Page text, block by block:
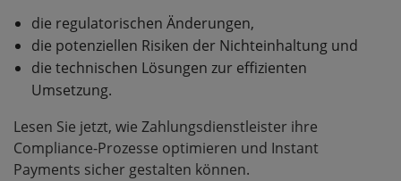
die regulatorischen Änderungen,
die potenziellen Risiken der Nichteinhaltung und
die technischen Lösungen zur effizienten
Umsetzung.
Lesen Sie jetzt, wie Zahlungsdienstleister ihre
Compliance-Prozesse optimieren und Instant
Payments sicher gestalten können.